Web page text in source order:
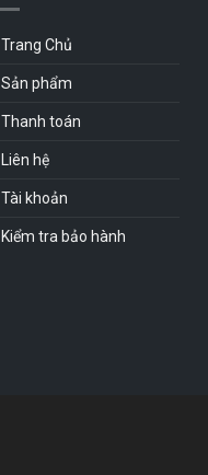
Trang Chủ
Sản phẩm
Thanh toán
Liên hệ
Tài khoản
Kiểm tra bảo hành